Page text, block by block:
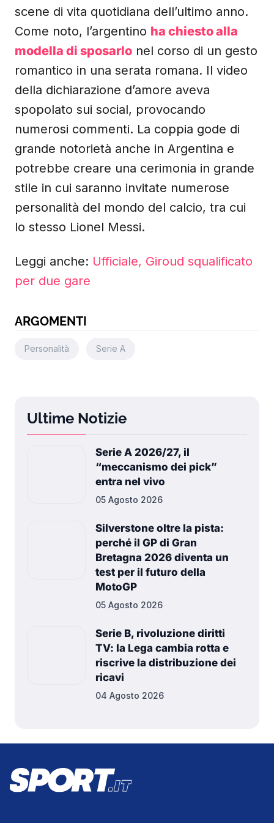
scene di vita quotidiana dell’ultimo anno.
Come noto, l’argentino ha chiesto alla
modella di sposarlo nel corso di un gesto
romantico in una serata romana. Il video
della dichiarazione d’amore aveva
spopolato sui social, provocando
numerosi commenti. La coppia gode di
grande notorietà anche in Argentina e
potrebbe creare una cerimonia in grande
stile in cui saranno invitate numerose
personalità del mondo del calcio, tra cui
lo stesso Lionel Messi.
Leggi anche: Ufficiale, Giroud squalificato
per due gare
ARGOMENTI
Personalità Serie A
Ultime Notizie
Serie A 2026/27, il
“meccanismo dei pick”
entra nel vivo
05 Agosto 2026
Silverstone oltre la pista:
perché il GP di Gran
Bretagna 2026 diventa un
test per il futuro della
MotoGP
05 Agosto 2026
Serie B, rivoluzione diritti
TV: la Lega cambia rotta e
riscrive la distribuzione dei
ricavi
04 Agosto 2026